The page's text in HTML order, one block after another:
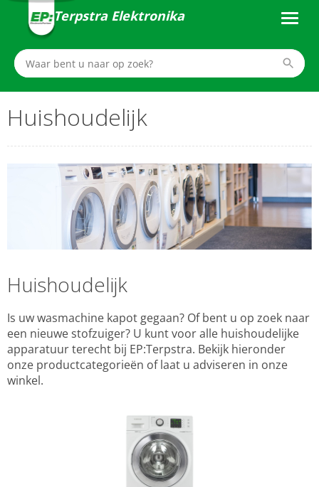
Terpstra Elektronika
Huishoudelijk
Huishoudelijk
Is uw wasmachine kapot gegaan? Of bent u op zoek naar
een nieuwe stofzuiger? U kunt voor alle huishoudelijke
apparatuur terecht bij EP:Terpstra. Bekijk hieronder
onze productcategorieën of laat u adviseren in onze
winkel.